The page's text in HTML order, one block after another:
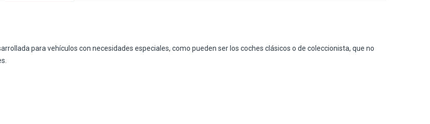
para vehículos con necesidades especiales, como pueden ser los coches clásicos o de coleccionista, que no